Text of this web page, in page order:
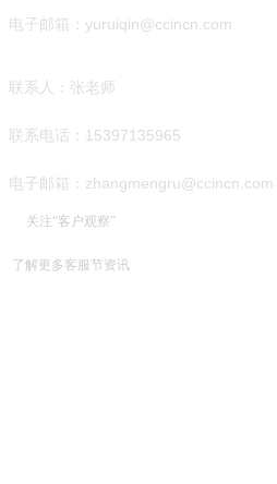
电子邮箱：yuruiqin@ccincn.com
联系人：张老师
联系电话：15397135965
电子邮箱：zhangmengru@ccincn.com
关注“客户观察”
了解更多客服节资讯